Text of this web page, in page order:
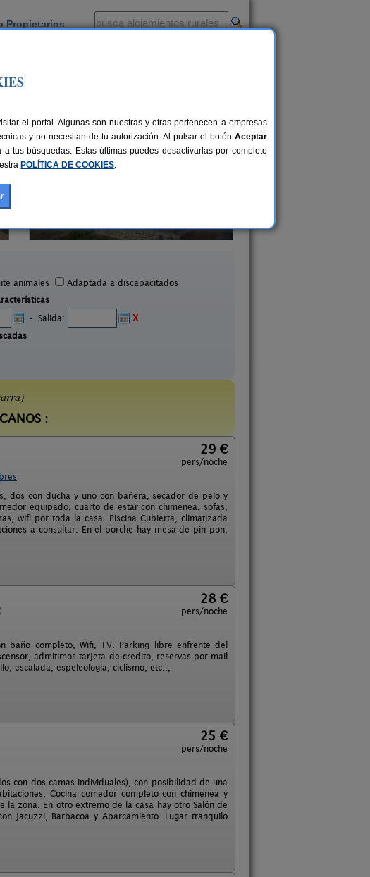
Propietarios
animales
Adaptada a discapacitados
- Salida:
X
:
29 €
pers/noche
dos con ducha y uno con bañera, secador de pelo y
equipado, cuarto de estar con chimenea, sofas,
wifi por toda la casa. Piscina Cubierta, climatizada
a consultar. En el porche hay mesa de pin pon,
28 €
pers/noche
baño completo, Wifi, TV. Parking libre enfrente del
admitimos tarjeta de credito, reservas por mail
escalada, espeleologia, ciclismo, etc..,
25 €
pers/noche
con dos camas individuales), con posibilidad de una
Cocina comedor completo con chimenea y
zona. En otro extremo de la casa hay otro Salón de
Jacuzzi, Barbacoa y Aparcamiento. Lugar tranquilo
el portal. Algunas son nuestras y otras pertenecen a empresas
y no necesitan de tu autorización. Al pulsar el botón Aceptar
tus búsquedas. Estas últimas puedes desactivarlas por completo
POLÍTICA DE COOKIES.